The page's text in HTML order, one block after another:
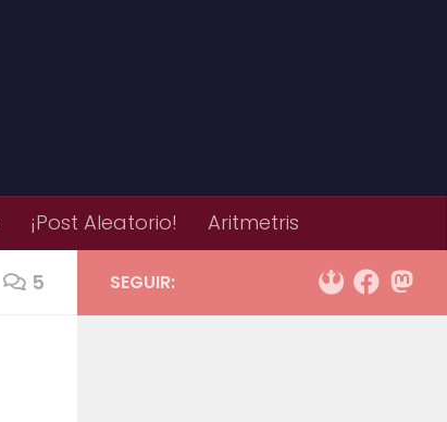
¡Post Aleatorio! Aritmetris
5 SEGUIR: